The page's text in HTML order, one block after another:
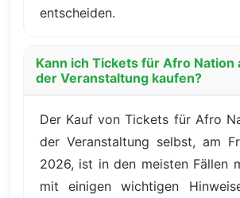
entscheiden.
Kann ich Tickets für Afro Nation
der Veranstaltung kaufen?
Der Kauf von Tickets für Afro
der Veranstaltung selbst, am
2026, ist in den meisten Fällen
mit einigen wichtigen